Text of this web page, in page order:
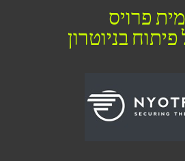
פרויס
בניוטרון